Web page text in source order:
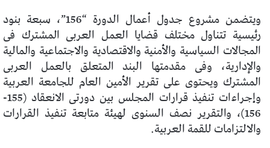
ويتضمن مشروع جدول أعمال الدورة “156”، سبعة بنود
رئيسية تتناول مختلف قضايا العمل العربى المشترك فى
المجالات السياسية والأمنية والاقتصادية والاجتماعية والمالية
والإدارية، وفى مقدمتها البند المتعلق بالعمل العربى
المشترك ويحتوى على تقرير الأمين العام للجامعة العربية
وإجراءات تنفيذ قرارات المجلس بين دورتى الانعقاد (155-
156)، والتقرير نصف السنوى لهيئة متابعة تنفيذ القرارات
والالتزامات للقمة العربية.